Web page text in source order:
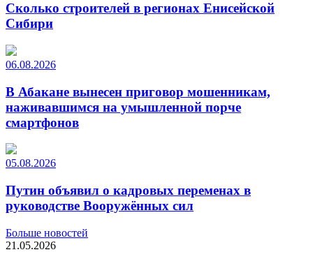
Сколько строителей в регионах Енисейской
Сибири
06.08.2026
В Абакане вынесен приговор мошенникам,
наживавшимся на умышленной порче
смартфонов
05.08.2026
Путин объявил о кадровых переменах в
руководстве Вооружённых сил
Больше новостей
21.05.2026